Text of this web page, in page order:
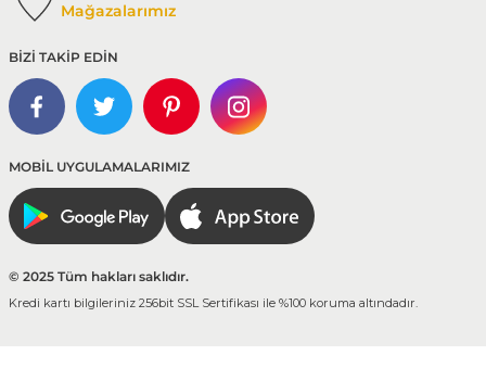
Mağazalarımız
BİZİ TAKİP EDİN
MOBİL UYGULAMALARIMIZ
© 2025 Tüm hakları saklıdır.
Kredi kartı bilgileriniz 256bit SSL Sertifikası ile %100 koruma altındadır.